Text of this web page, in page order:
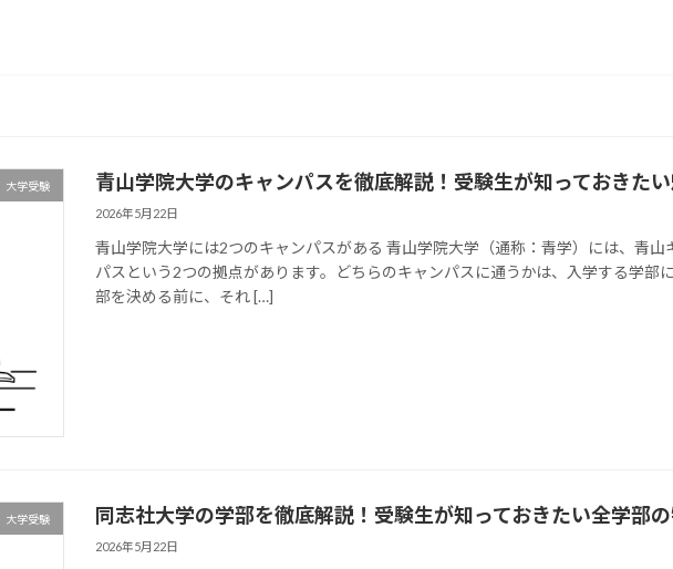
大学受験 青山学院大学のキャンパスを徹底解説！受験生が知っておきた
2026年5月22日
青山学院大学には2つのキャンパスがある 青山学院大学（通称：青学）には、青山
パスという2つの拠点があります。どちらのキャンパスに通うかは、入学する学部
部を決める前に、それ […]
大学受験 同志社大学の学部を徹底解説！受験生が知っておきたい全学部
2026年5月22日